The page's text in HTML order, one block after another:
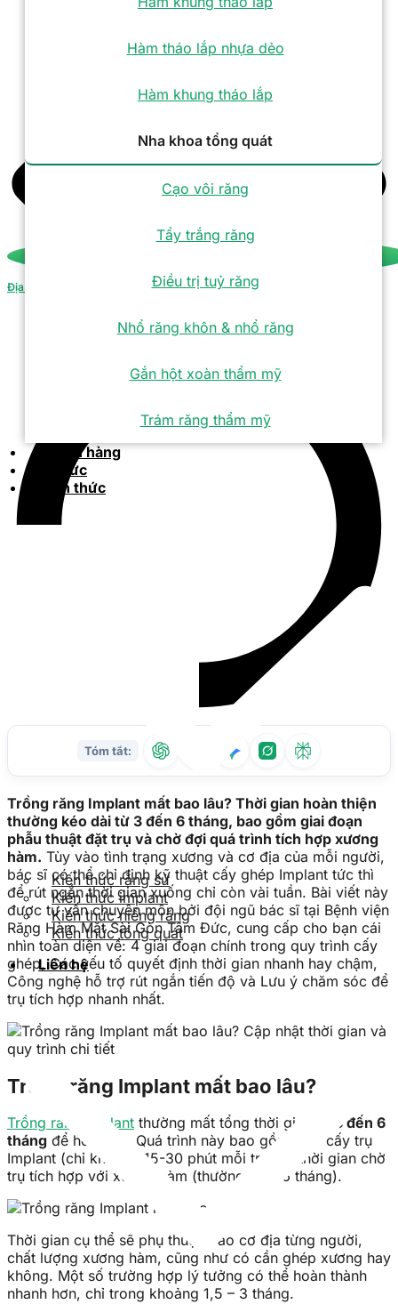
Hàm tháo lắp nhựa dẻo
Hàm khung tháo lắp
Nha khoa tổng quát
Cạo vôi răng
Tẩy trắng răng
Điều trị tuỷ răng
Nhổ răng khôn & nhổ răng
Gắn hột xoàn thẩm mỹ
Trám răng thẩm mỹ
Khách hàng
Tin tức
Kiến thức
Kiến thức răng sứ
Kiến thức implant
Kiến thức niềng răng
Kiến thức tổng quát
Liên hệ
Địa chỉ
Trồng răng Implant mất bao lâu? Thời gian hoàn thiện
thường kéo dài từ 3 đến 6 tháng, bao gồm giai đoạn
phẫu thuật đặt trụ và chờ đợi quá trình tích hợp xương
hàm. Tùy vào tình trạng xương và cơ địa của mỗi người,
bác sĩ có thể chỉ định kỹ thuật cấy ghép Implant tức thì
để rút ngắn thời gian xuống chỉ còn vài tuần. Bài viết này
được tư vấn chuyên môn bởi đội ngũ bác sĩ tại Bệnh viện
Răng Hàm Mặt Sài Gòn Tâm Đức, cung cấp cho bạn cái
nhìn toàn diện về: 4 giai đoạn chính trong quy trình cấy
ghép, Các yếu tố quyết định thời gian nhanh hay chậm,
Công nghệ hỗ trợ rút ngắn tiến độ và Lưu ý chăm sóc để
trụ tích hợp nhanh nhất.
Trồng răng Implant mất bao lâu?
Trồng răng Implant thường mất tổng thời gian từ
3 đến 6
tháng để hoàn tất. Quá trình này bao gồm việc cấy trụ
Implant (chỉ khoảng 15-30 phút mỗi trụ) và thời gian chờ
trụ tích hợp với xương hàm (thường từ 3-6 tháng).
Thời gian cụ thể sẽ phụ thuộc vào cơ địa từng người,
chất lượng xương hàm, cũng như có cần ghép xương hay
không. Một số trường hợp lý tưởng có thể hoàn thành
nhanh hơn, chỉ trong khoảng 1,5 – 3 tháng.